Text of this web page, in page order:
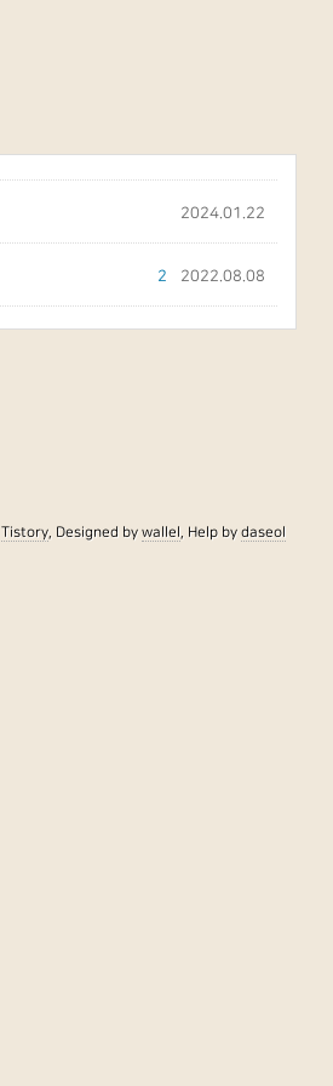
2024.01.22
2022.08.08
2
Tistory, Designed bywallel, Help bydaseol